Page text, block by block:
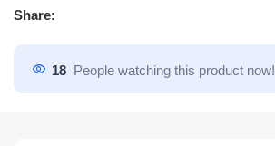
Share:
18 People watching this product now!